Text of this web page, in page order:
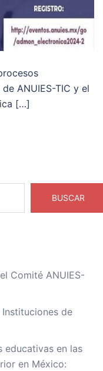
ANUIES-TIC y el
[…]
BUSCAR
Comité ANUIES-
de
educativas en las
en México: